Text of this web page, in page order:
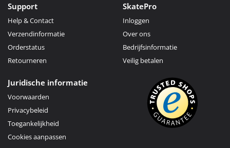
Support
Help & Contact
Verzendinformatie
Orderstatus
Retourneren
SkatePro
Inloggen
Over ons
Bedrijfsinformatie
Veilig betalen
Juridische informatie
Voorwaarden
Privacybeleid
Toegankelijkheid
Cookies aanpassen